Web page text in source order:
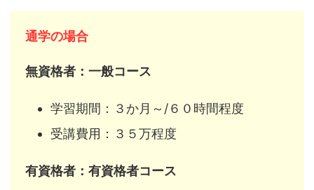
通学の場合
無資格者：一般コース
学習期間：３か月～/６０時間程度
受講費用：３５万程度
有資格者：有資格者コース